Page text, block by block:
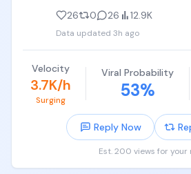
这份 brief 里面会写清楚具体的
绍什么产品、突出哪些功能、
我目前接到的商单，大部分都
比如大模型更新、Agent 产品实
资讯类的内容。
拿到 brief 之后，就进入了整个
步：内容创作。
26 0 26 12.9K
Data updated 3h ago
Velocity
3.7K/h
Surging
Viral Probability
53%
Reply Now
Est. 200 views for your